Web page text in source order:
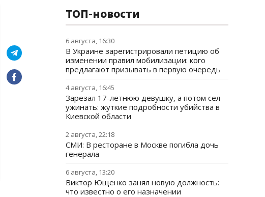
ТОП-новости
6 августа, 16:30
В Украине зарегистрировали петицию об
изменении правил мобилизации: кого
предлагают призывать в первую очередь
4 августа, 16:45
Зарезал 17-летнюю девушку, а потом сел
ужинать: жуткие подробности убийства в
Киевской области
2 августа, 22:18
СМИ: В ресторане в Москве погибла дочь
генерала
6 августа, 13:20
Виктор Ющенко занял новую должность:
что известно о его назначении